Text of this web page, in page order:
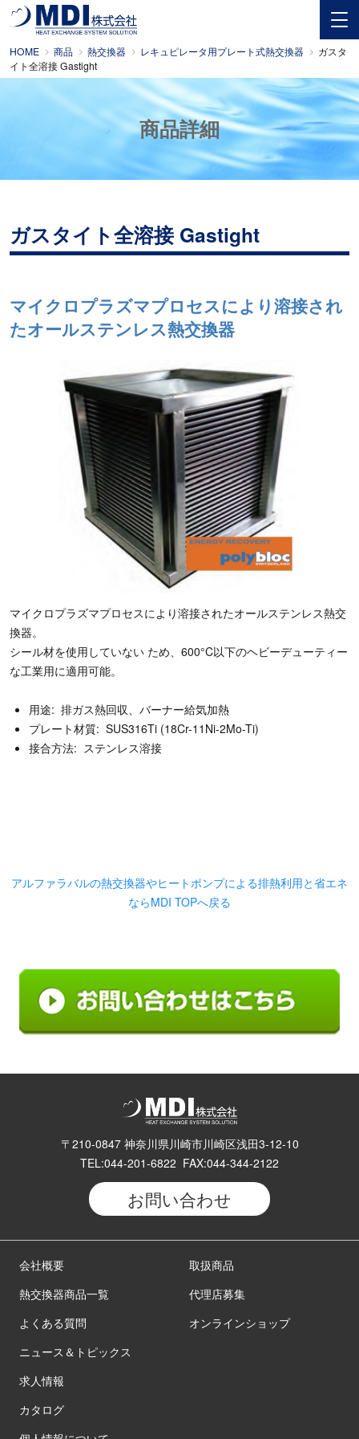
HOME 商品 熱交換器 レキュピレータ用プレート式熱交換器
ガスタ
イト全溶接 Gastight
商品詳細
ガスタイト全溶接 Gastight
マイクロプラズマプロセスにより溶接され
たオールステンレス熱交換器
マイクロプラズマプロセスにより溶接されたオールステンレス熱交
換器。
シール材を使用していない ため、600°C以下のヘビーデューティー
な工業用に適用可能。
用途: 排ガス熱回収、バーナー給気加熱
プレート材質: SUS316Ti (18Cr-11Ni-2Mo-Ti)
接合方法: ステンレス溶接
アルファラバルの熱交換器やヒートポンプによる排熱利用と省エネ
ならMDI TOPへ戻る
〒210-0847 神奈川県川崎市川崎区浅田3-12-10
TEL:044-201-6822 FAX:044-344-2122
お問い合わせ
会社概要
熱交換器商品一覧
よくある質問
ニュース＆トピックス
取扱商品
代理店募集
オンラインショップ
求人情報
カタログ